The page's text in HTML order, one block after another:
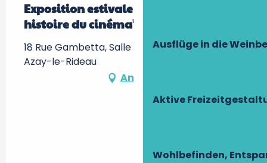
Ausflüge in die
Aktive
Wohlbefinden,
Exposition estivale "La grande
histoire du cinéma"
18 Rue Gambetta, Salle des halles -, 37190
Azay-le-Rideau
Anfahrt